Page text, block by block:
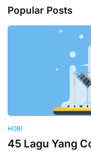
Popular Posts
HOBI
45 Lagu Yang